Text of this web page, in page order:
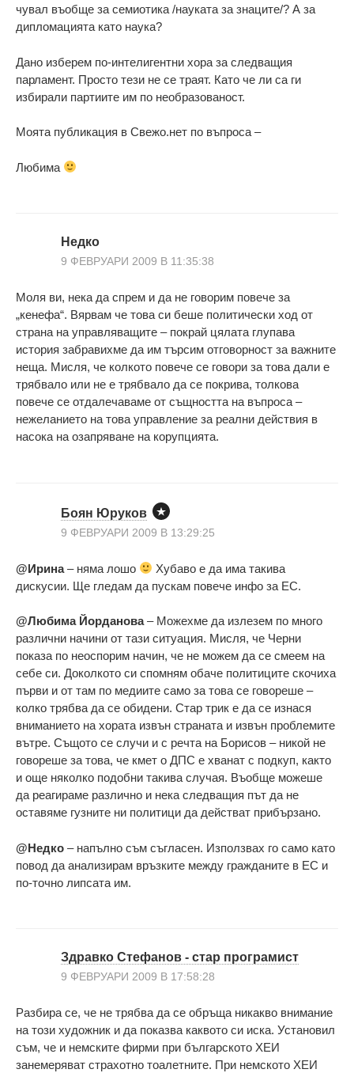
чувал въобще за семиотика /науката за знаците/? А за
дипломацията като наука?
Дано изберем по-интелигентни хора за следващия
парламент. Просто тези не се траят. Като че ли са ги
избирали партиите им по необразованост.
Моята публикация в Свежо.нет по въпроса –
Любима
Недко
9 ФЕВРУАРИ 2009 В 11:35:38
Моля ви, нека да спрем и да не говорим повече за
„кенефа“. Вярвам че това си беше политически ход от
страна на управляващите – покрай цялата глупава
история забравихме да им търсим отговорност за важните
неща. Мисля, че колкото повече се говори за това дали е
трябвало или не е трябвало да се покрива, толкова
повече се отдалечаваме от същността на въпроса –
нежеланието на това управление за реални действия в
насока на озапряване на корупцията.
Боян Юруков
9 ФЕВРУАРИ 2009 В 13:29:25
@Ирина– няма лошо
Хубаво е да има такива
дискусии. Ще гледам да пускам повече инфо за ЕС.
@Любима Йорданова– Можехме да излезем по много
различни начини от тази ситуация. Мисля, че Черни
показа по неоспорим начин, че не можем да се смеем на
себе си. Доколкото си спомням обаче политиците скочиха
първи и от там по медиите само за това се говореше –
колко трябва да се обидени. Стар трик е да се изнася
вниманието на хората извън страната и извън проблемите
вътре. Същото се случи и с речта на Борисов – никой не
говореше за това, че кмет о ДПС е хванат с подкуп, както
и още няколко подобни такива случая. Въобще можеше
да реагираме различно и нека следващия път да не
оставяме гузните ни политици да действат прибързано.
@Недко – напълно съм съгласен. Използвах го само като
повод да анализирам връзките между гражданите в ЕС и
по-точно липсата им.
Здравко Стефанов - стар програмист
9 ФЕВРУАРИ 2009 В 17:58:28
Разбира се, че не трябва да се обръща никакво внимание
на този художник и да показва каквото си иска. Установил
съм, че и немските фирми при българското ХЕИ
занемеряват страхотно тоалетните. При немското ХЕИ